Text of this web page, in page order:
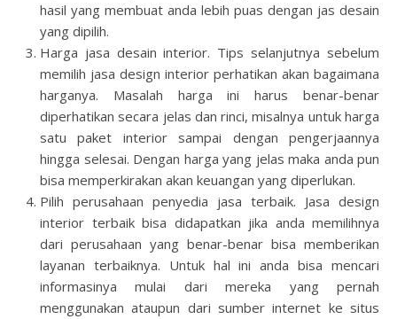
hasil yang membuat anda lebih puas dengan jas desain
yang dipilih.
Harga jasa desain interior. Tips selanjutnya sebelum
memilih jasa design interior perhatikan akan bagaimana
harganya. Masalah harga ini harus benar-benar
diperhatikan secara jelas dan rinci, misalnya untuk harga
satu paket interior sampai dengan pengerjaannya
hingga selesai. Dengan harga yang jelas maka anda pun
bisa memperkirakan akan keuangan yang diperlukan.
Pilih perusahaan penyedia jasa terbaik. Jasa design
interior terbaik bisa didapatkan jika anda memilihnya
dari perusahaan yang benar-benar bisa memberikan
layanan terbaiknya. Untuk hal ini anda bisa mencari
informasinya mulai dari mereka yang pernah
menggunakan ataupun dari sumber internet ke situs